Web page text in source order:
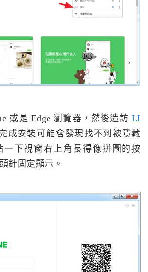
或是 Edge 瀏覽器，然後造訪 LI
完成安裝可能會發現找不到被隱藏
一下視窗右上角長得像拼圖的按
針固定顯示。